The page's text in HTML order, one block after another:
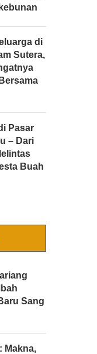
di
Sutera,
Pasar
– Dari
Buah
Sang
Makna,